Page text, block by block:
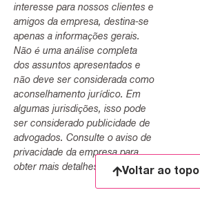
interesse para nossos clientes e
amigos da empresa, destina-se
apenas a informações gerais.
Não é uma análise completa
dos assuntos apresentados e
não deve ser considerada como
aconselhamento jurídico. Em
algumas jurisdições, isso pode
ser considerado publicidade de
advogados. Consulte o aviso de
privacidade da empresa para
obter mais detalhes.
Voltar ao topo